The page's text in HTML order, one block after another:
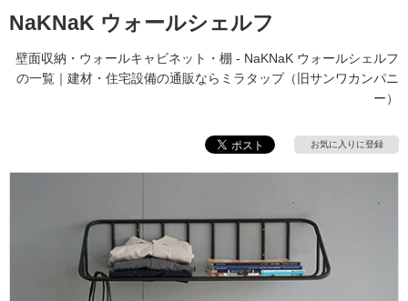
キッチン 浴室（風呂・
ム）・トイレ
ドア（扉）・建具・玄関
フローリング・床材
内装用建材
施工事例 法人案件納入事例
ミラタップ のあるくらし お客様訪問 インタビュー
ショールーム
ショールームのご案内 東京ショールーム
京都ショールーム
札幌スマート
ショールー
ム
横浜スマートショールー
ウェルビーみのお
BOX
サポート
初めての方へ
修理お問い合わせ クレーム公開
説明書・図面検索 水まわり3年保証
その他サービス
ミラタップと創る家
工事会社紹介Coziコンシ
自分らしい家づくり
SUVACO
最高のリノベ会社が
かるリノベりす
NaKNaK ウォールシェルフ
壁面収納・ウォールキャビネット・棚 - NaKNaK ウォールシェルフ
の一覧｜建材・住宅設備の通販ならミラタップ（旧サンワカンパニ
ー）
お気に入りに登録